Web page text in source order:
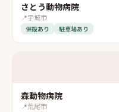
さとう動物病院
📍宇城市
併設あり 駐車場あり
森動物病院
📍荒尾市